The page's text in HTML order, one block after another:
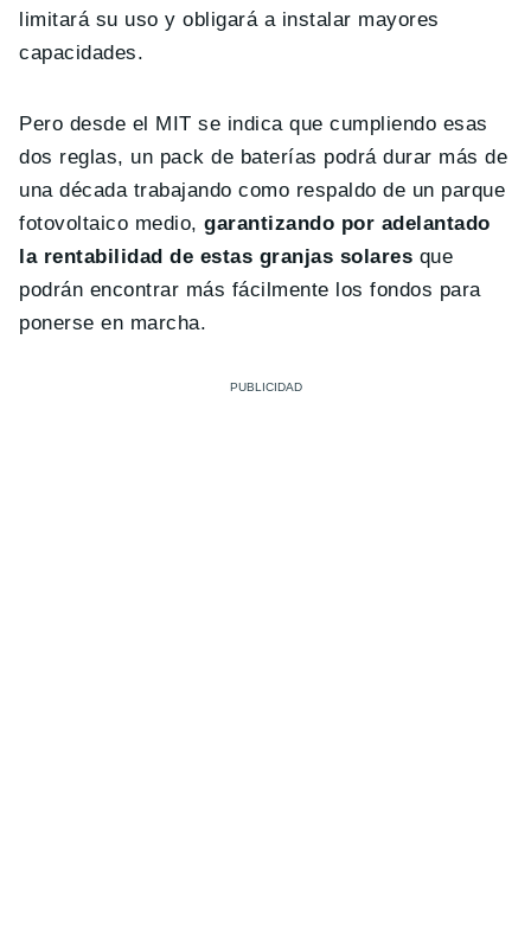
limitará su uso y obligará a instalar mayores
capacidades.
Pero desde el MIT se indica que cumpliendo esas
dos reglas, un pack de baterías podrá durar más de
una década trabajando como respaldo de un parque
fotovoltaico medio,garantizando por adelantado
la rentabilidad de estas granjas solares que
podrán encontrar más fácilmente los fondos para
ponerse en marcha.